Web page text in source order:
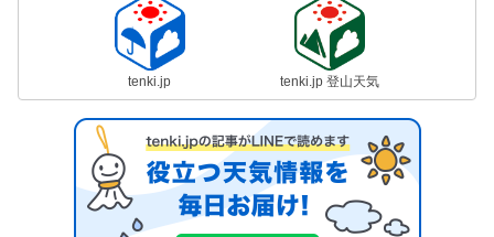
tenki.jp tenki.jp 登山天気